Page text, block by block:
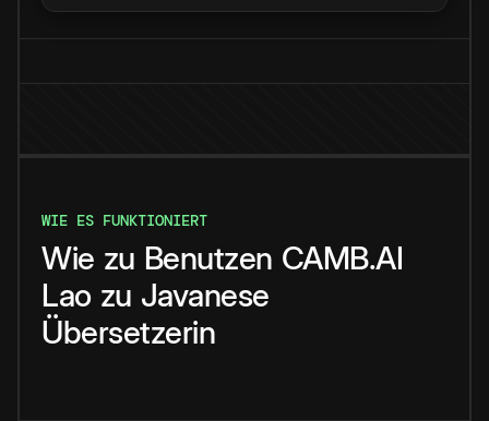
WIE ES FUNKTIONIERT
Wie zu Benutzen CAMB.AI
Lao zu Javanese
Übersetzerin